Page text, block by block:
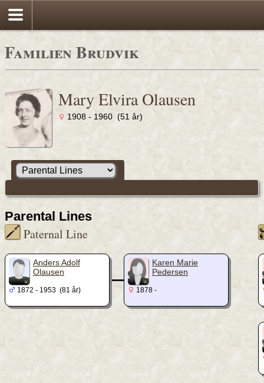
Familien Brudvik
Mary Elvira Olausen
1908 - 1960 (51 år)
Parental Lines
Paternal Line
Anders Adolf
Olausen
1872 - 1953 (81 år)
_
Karen Marie
Pedersen
1878 -